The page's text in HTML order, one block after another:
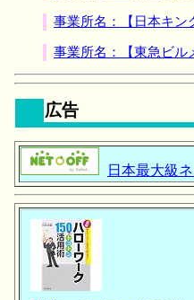
事業所名：【日本キン
事業所名：【東急ビル
広告
日本最大級